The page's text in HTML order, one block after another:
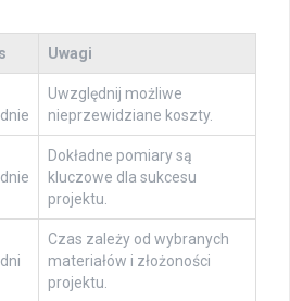
Uwagi
Uwzględnij możliwe
nieprzewidziane koszty.
Dokładne pomiary są
kluczowe dla sukcesu
projektu.
Czas zależy od wybranych
materiałów i złożoności
projektu.